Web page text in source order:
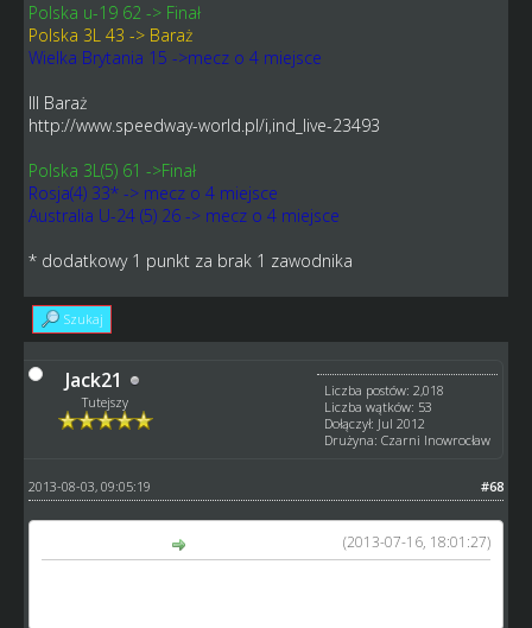
Polska u-19 62 -> Finał
Polska 3L 43 -> Baraż
Wielka Brytania 15 ->mecz o 4 miejsce
III Baraż
http://www.speedway-world.pl/i,ind_live-23493
Polska 3L(5) 61 ->Finał
Rosja(4) 33* -> mecz o 4 miejsce
Australia U-24 (5) 26 -> mecz o 4 miejsce
* dodatkowy 1 punkt za brak 1 zawodnika
Szukaj
Jack21
Tutejszy
Liczba postów: 2,018
Liczba wątków: 53
Dołączył: Jul 2012
Drużyna: Czarni Inowrocław
#68
2013-08-03, 09:05:19
(2013-07-16, 18:01:27)